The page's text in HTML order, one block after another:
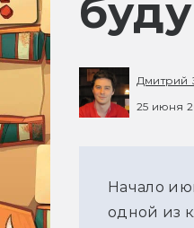
Дмитрий
25 июня
Начало
одной из